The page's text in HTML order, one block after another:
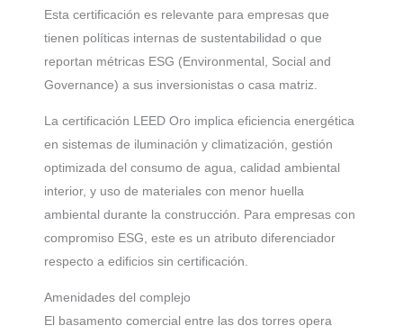
Esta certificación es relevante para empresas que
tienen políticas internas de sustentabilidad o que
reportan métricas ESG (Environmental, Social and
Governance) a sus inversionistas o casa matriz.
La certificación LEED Oro implica eficiencia energética
en sistemas de iluminación y climatización, gestión
optimizada del consumo de agua, calidad ambiental
interior, y uso de materiales con menor huella
ambiental durante la construcción. Para empresas con
compromiso ESG, este es un atributo diferenciador
respecto a edificios sin certificación.
Amenidades del complejo
El basamento comercial entre las dos torres opera